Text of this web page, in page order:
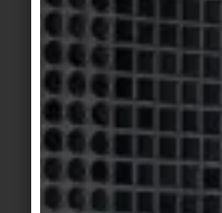
bei Concular das Business
Concular stößt die
Architects for Future und ist
sind Menschen
Vision haben, nicht auf
gleich loslegen. Und das ist
setzt von Reutern alles
radikal zu verändern.